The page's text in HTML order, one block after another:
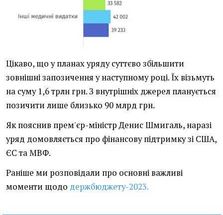
Цікаво, що у планах уряду суттєво збільшити
зовнішні запозичення у наступному році. Їх візьмуть
на суму 1,6 трлн грн. З внутрішніх джерел планується
позичити лише близько 90 млрд грн.
Як пояснив прем'єр-міністр Денис Шмигаль, наразі
уряд домовляється про фінансову підтримку зі США,
ЄС та МВФ.
Раніше ми розповідали про основні важливі
моменти щодо держбюджету-2023.